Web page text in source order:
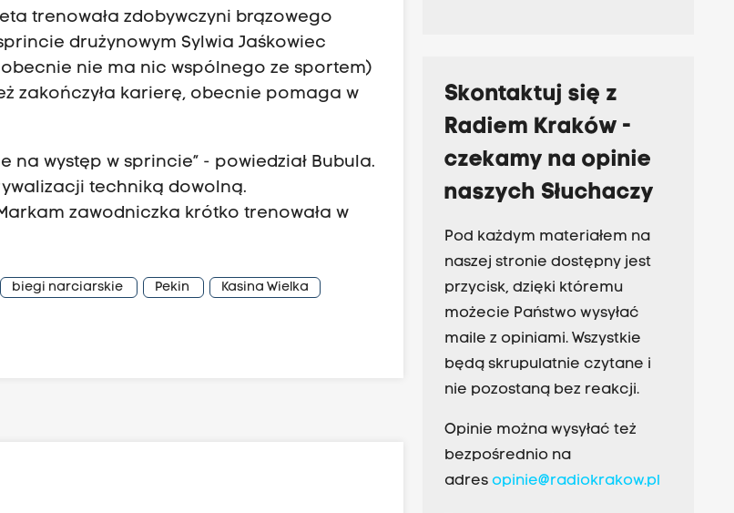
trenowała zdobywczyni brązowego
drużynowym Sylwia Jaśkowiec
nie ma nic wspólnego ze sportem)
zakończyła karierę, obecnie pomaga w
na występ w sprincie” - powiedział Bubula.
techniką dowolną.
zawodniczka krótko trenowała w
biegi narciarskie Pekin
Kasina Wielka
Skontaktuj się z
Radiem Kraków -
czekamy na opinie
naszych Słuchaczy
Pod każdym materiałem na
naszej stronie dostępny jest
przycisk, dzięki któremu
możecie Państwo wysyłać
maile z opiniami. Wszystkie
będą skrupulatnie czytane i
nie pozostaną bez reakcji.
Opinie można wysyłać też
bezpośrednio na
adres opinie@radiokrakow.pl